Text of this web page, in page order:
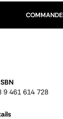
9 461 614 728